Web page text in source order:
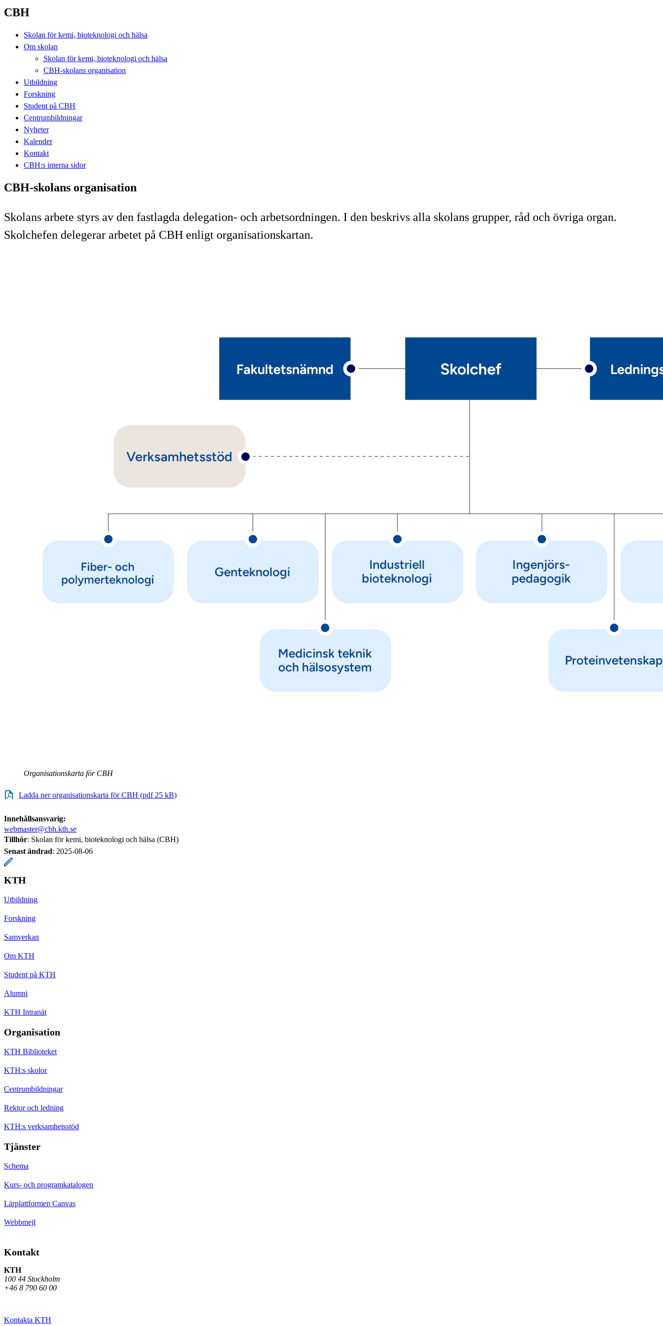
CBH
Skolan för kemi, bioteknologi och hälsa
Om skolan
Skolan för kemi, bioteknologi och hälsa
CBH-skolans organisation
Utbildning
Forskning
Student på CBH
Centrumbildningar
Nyheter
Kalender
Kontakt
CBH:s interna sidor
CBH-skolans organisation
Skolans arbete styrs av den fastlagda delegation- och arbetsordningen. I den beskrivs alla skolans grupper, råd och övriga organ.
Skolchefen delegerar arbetet på CBH enligt organisationskartan.
Organisationskarta för CBH
Ladda ner organisationskarta för CBH (pdf 25 kB)
Innehållsansvarig:
webmaster@cbh.kth.se
Tillhör: Skolan för kemi, bioteknologi och hälsa (CBH)
Senast ändrad: 2025-08-06
KTH
Utbildning
Forskning
Samverkan
Om KTH
Student på KTH
Alumni
KTH Intranät
Organisation
KTH Biblioteket
KTH:s skolor
Centrumbildningar
Rektor och ledning
KTH:s verksamhetsstöd
Tjänster
Schema
Kurs- och programkatalogen
Lärplattformen Canvas
Webbmejl
Kontakt
KTH
100 44 Stockholm
+46 8 790 60 00
Kontakta KTH